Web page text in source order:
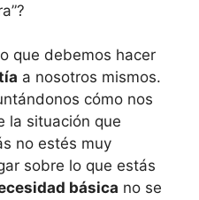
que debemos hacer
a nosotros mismos.
cómo nos
la situación que
no estés muy
sobre lo que estás
básica no se